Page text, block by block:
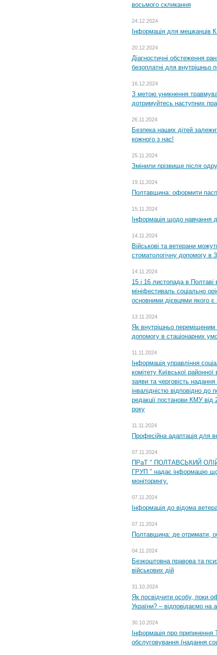
восьмого скликання
24.12.2024
Інформація для мешканців
20.12.2024
Діагностичні обстеження
безоплатні для внутрішньо
16.12.2024
З метою уникнення
дотримуйтесь наступних
26.11.2024
Безпека наших дітей
кожного з нас!
25.11.2024
Змінили прізвище після
19.11.2024
Полтавщина: оформити
15.11.2024
Інформація щодо навчання
14.11.2024
Військові та ветерани
стоматологічну допомогу в
14.11.2024
15 і 16 листопада в
мініфестиваль соціально
основними дієвцями якого є
13.11.2024
Як внутрішньо переміщеним
допомогу в стаціонарних
11.11.2024
Інформація управління
комітету Київської
заяви та черговість надання
інвалідністю відповідно
редакції постанови КМУ
року
11.11.2024
Професійна адаптація для
07.11.2024
ПРаТ " ПОЛТАВСЬКИЙ
ГРУП " надає інформацію
моніторингу.
07.11.2024
Інформація до відома
07.11.2024
Полтавщина: де отримати,
04.11.2024
Безкоштовна правова та
військових дій
31.10.2024
Як посвідчити особу, поки
України? – відповідаємо на
30.10.2024
Інформація про припинення
обслуговування (надання